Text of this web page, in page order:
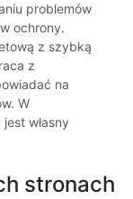
problemów
ochrony.
z szybką
z
na
W
własny
stronach